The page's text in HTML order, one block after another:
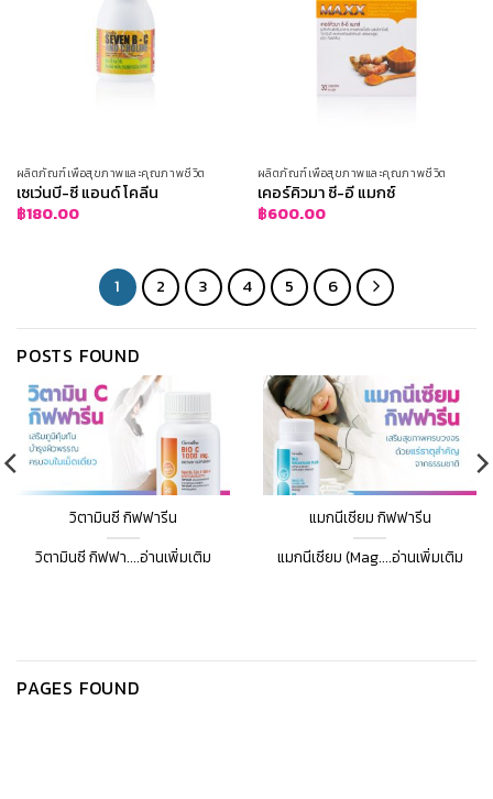
ผลิตภัณฑ์เพื่อสุขภาพและคุณภาพชีวิต
เซเว่นบี-ซี แอนด์ โคลีน
฿180.00
ผลิตภัณฑ์เพื่อสุขภาพและคุณภาพชีวิต
เคอร์คิวมา ซี-อี แมกซ์
฿600.00
1 2 3 4 5 6
POSTS FOUND
วิตามินซี กิฟฟารีน
วิตามินซี กิฟฟา....อ่านเพิ่มเติม
แมกนีเซียม กิฟฟารีน
แมกนีเซียม (Mag....อ่านเพิ่มเติม
PAGES FOUND